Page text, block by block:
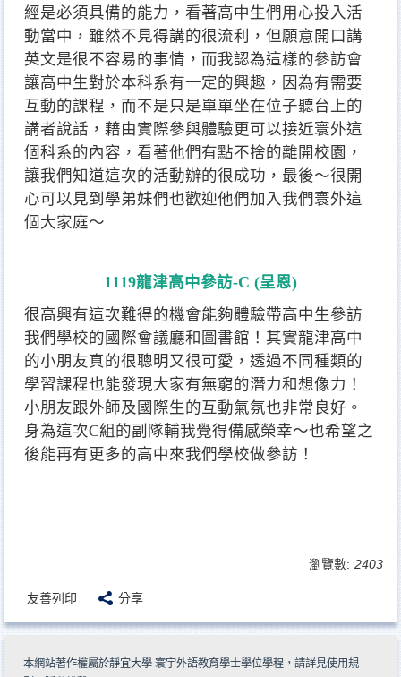
經是必須具備的能力，看著高中生們用心投入活
動當中，雖然不見得講的很流利，但願意開口講
英文是很不容易的事情，而我認為這樣的參訪會
讓高中生對於本科系有一定的興趣，因為有需要
互動的課程，而不是只是單單坐在位子聽台上的
講者說話，藉由實際參與體驗更可以接近寰外這
個科系的內容，看著他們有點不捨的離開校園，
讓我們知道這次的活動辦的很成功，最後～很開
心可以見到學弟妹們也歡迎他們加入我們寰外這
個大家庭～
1119龍津高中參訪-C (呈恩)
很高興有這次難得的機會能夠體驗帶高中生參訪
我們學校的國際會議廳和圖書館！其實龍津高中
的小朋友真的很聰明又很可愛，透過不同種類的
學習課程也能發現大家有無窮的潛力和想像力！
小朋友跟外師及國際生的互動氣氛也非常良好。
身為這次C組的副隊輔我覺得備感榮幸～也希望之
後能再有更多的高中來我們學校做參訪！
瀏覽數: 2403
友善列印 分享
本網站著作權屬於靜宜大學 寰宇外語教育學士學位學程，請詳見使用規